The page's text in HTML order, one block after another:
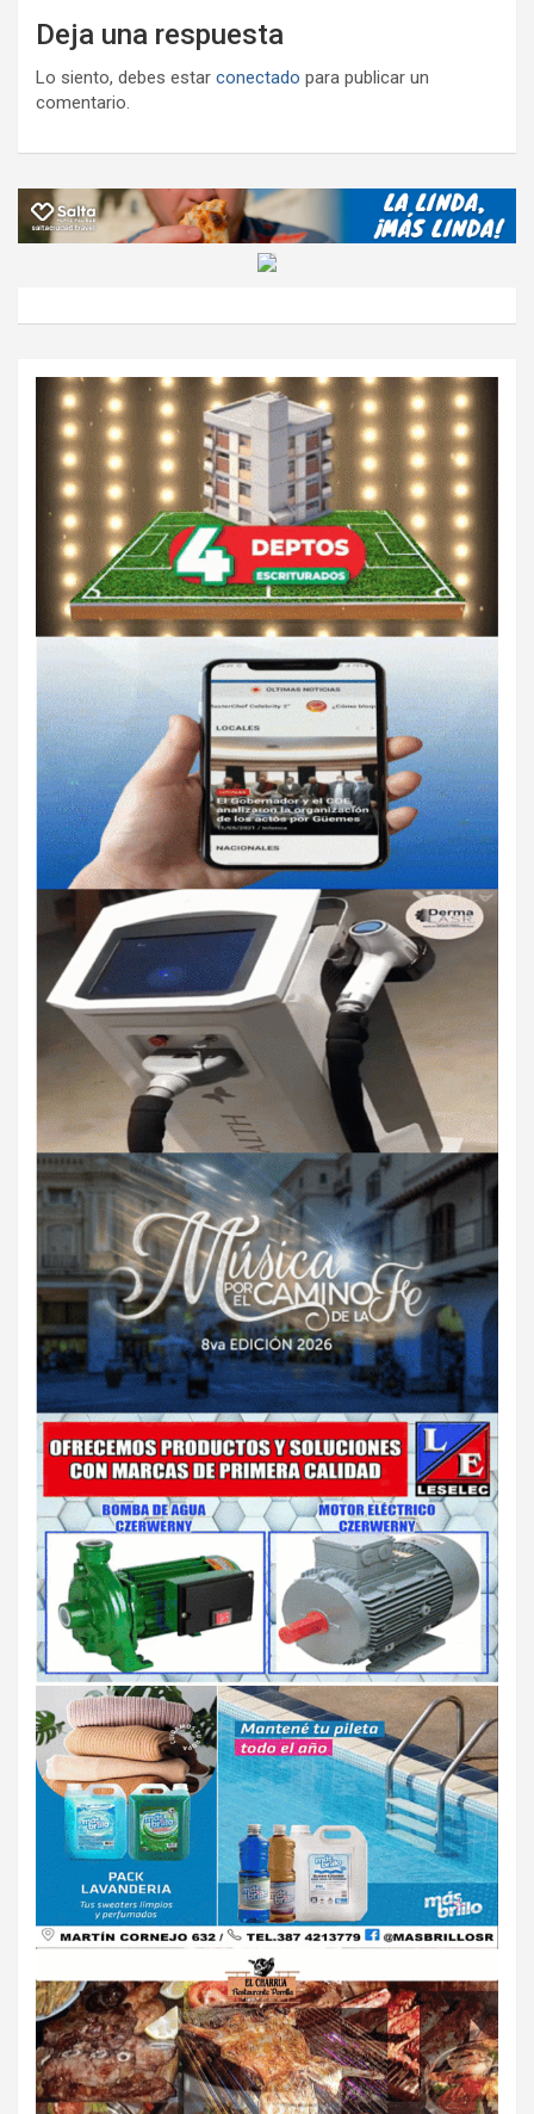
Deja una respuesta
Lo siento, debes estar conectado para publicar un
comentario.